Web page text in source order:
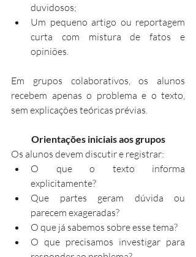
duvidosos;
Um pequeno artigo ou reportagem
curta com mistura de fatos e
opiniões.
Em grupos colaborativos, os alunos
recebem apenas o problema e o texto,
sem explicações teóricas prévias.
Orientações iniciais aos grupos
Os alunos devem discutir e registrar:
O que o texto informa
explicitamente?
Que partes geram dúvida ou
parecem exageradas?
O que já sabemos sobre esse tema?
O que precisamos investigar para